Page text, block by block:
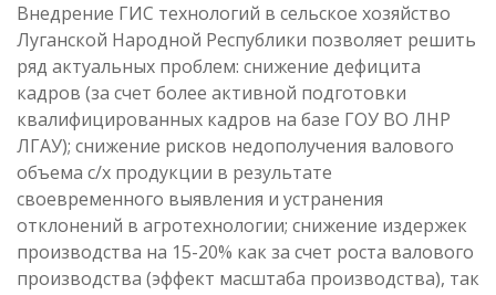
Внедрение ГИС технологий в сельское хозяйство
Луганской Народной Республики позволяет решить
ряд актуальных проблем: снижение дефицита
кадров (за счет более активной подготовки
квалифицированных кадров на базе ГОУ ВО ЛНР
ЛГАУ); снижение рисков недополучения валового
объема с/х продукции в результате
своевременного выявления и устранения
отклонений в агротехнологии; снижение издержек
производства на 15-20% как за счет роста валового
производства (эффект масштаба производства), так